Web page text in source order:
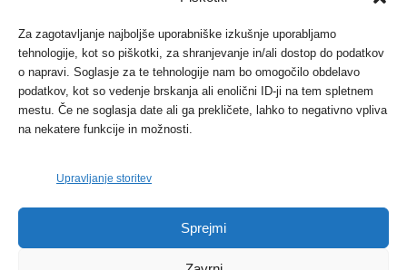
Za zagotavljanje najboljše uporabniške izkušnje uporabljamo
tehnologije, kot so piškotki, za shranjevanje in/ali dostop do podatkov
o napravi. Soglasje za te tehnologije nam bo omogočilo obdelavo
podatkov, kot so vedenje brskanja ali enolični ID-ji na tem spletnem
mestu. Če ne soglasja date ali ga prekličete, lahko to negativno vpliva
na nekatere funkcije in možnosti.
Upravljanje storitev
Sprejmi
Protest proti vetrnim elektrarnam na Ojstrici, v
svetu pa vedno bolj...
Dogodki 12. maja, 2017
Tožilstvo v Celovcu v korist elektrarnam
Verbund
FOTO: Razstava cvetličarskega mojstra Andreja
Dogodki 27. novembra, 2017